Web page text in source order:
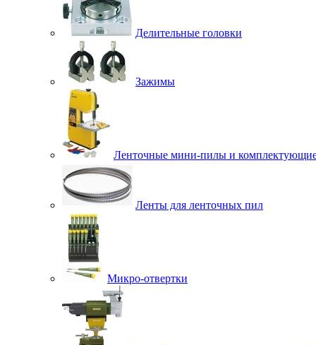
Делительные головки
Зажимы
Ленточные мини-пилы и
Ленты для ленточных пил
Микро-отвертки